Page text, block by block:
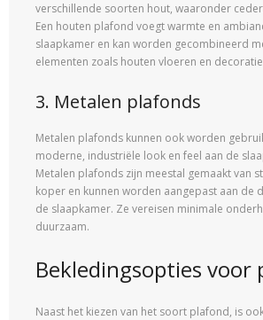
verschillende soorten hout, waaronder
Een houten plafond voegt warmte en
slaapkamer en kan worden gecombineerd
elementen zoals houten vloeren en
3. Metalen plafonds
Metalen plafonds kunnen ook worden
moderne, industriële look en feel aan de
Metalen plafonds zijn meestal gemaakt van
koper en kunnen worden aangepast aan de
de slaapkamer. Ze vereisen minimale
duurzaam.
Bekledingsopties voor
Naast het kiezen van het soort plafond, is